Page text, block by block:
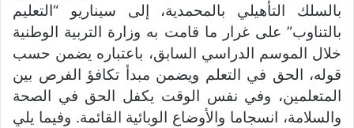
بالسلك التأهيلي بالمحمدية، إلى سيناريو “التعليم
بالتناوب” على غرار ما قامت به وزارة التربية الوطنية
خلال الموسم الدراسي السابق، باعتباره يضمن حسب
قوله، الحق في التعلم ويضمن مبدأ تكافؤ الفرص بين
المتعلمين، وفي نفس الوقت يكفل الحق في الصحة
والسلامة، انسجاما والأوضاع الوبائية القائمة. وفيما يلي